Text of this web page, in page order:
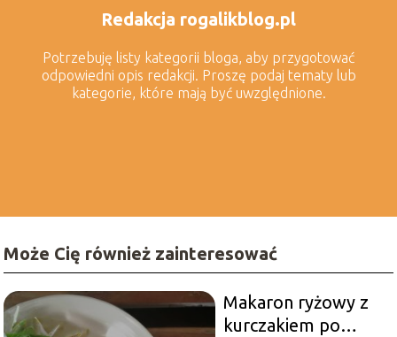
Redakcja rogalikblog.pl
Potrzebuję listy kategorii bloga, aby przygotować
odpowiedni opis redakcji. Proszę podaj tematy lub
kategorie, które mają być uwzględnione.
Może Cię również zainteresować
Makaron ryżowy z
kurczakiem po